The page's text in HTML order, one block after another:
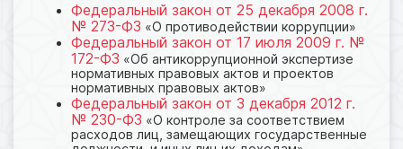
Федеральный закон от 25 декабря 2008 г.
№ 273-ФЗ «О противодействии коррупции»
Федеральный закон от 17 июля 2009 г. №
172-ФЗ «Об антикоррупционной экспертизе
нормативных правовых актов и проектов
нормативных правовых актов»
Федеральный закон от 3 декабря 2012 г.
№ 230-ФЗ «О контроле за соответствием
расходов лиц, замещающих государственные